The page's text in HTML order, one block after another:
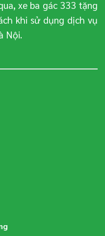
xe ba gác 333 tặng
khi sử dụng dịch vụ
Nội.